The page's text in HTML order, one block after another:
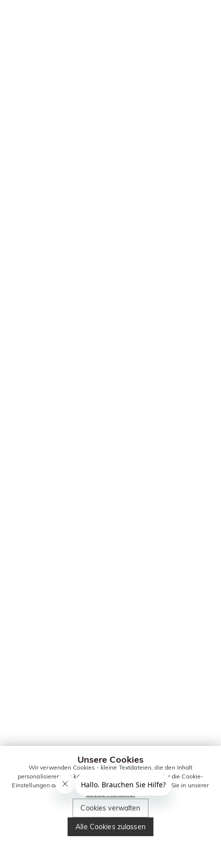
Unsere Cookies
Wir verwenden Cookies - kleine Textdateien, die den Inhalt
personalisieren. Sie können alle Cookies zulassen oder die Cookie-
Einstellungen anpassen. Weitere Informationen erhalten Sie in unserer
Cookie-Richtlinie.
Cookies verwalten
Alle Cookies zulassen